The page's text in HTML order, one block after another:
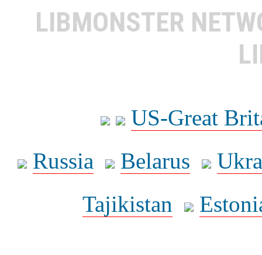
LIBMONSTER
US-Great
Russia
Belarus
Tajikistan